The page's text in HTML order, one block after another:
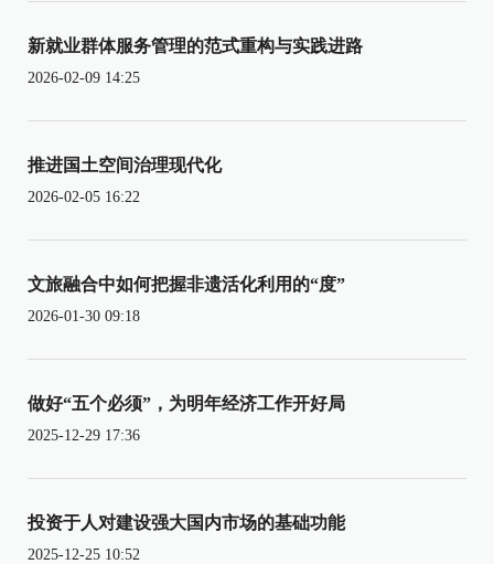
新就业群体服务管理的范式重构与实践进路
2026-02-09 14:25
推进国土空间治理现代化
2026-02-05 16:22
文旅融合中如何把握非遗活化利用的“度”
2026-01-30 09:18
做好“五个必须”，为明年经济工作开好局
2025-12-29 17:36
投资于人对建设强大国内市场的基础功能
2025-12-25 10:52